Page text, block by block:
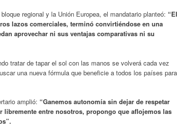
regional y la Unión Europea, el mandatario planteó: “El
lazos comerciales, terminó convirtiéndose en una
aprovechar ni sus ventajas comparativas ni su
tratar de tapar el sol con las manos se volverá cada vez
una nueva fórmula que beneficie a todos los países para
amplió: “Ganemos autonomía sin dejar de respetar
entre nosotros, propongo que aflojemos las